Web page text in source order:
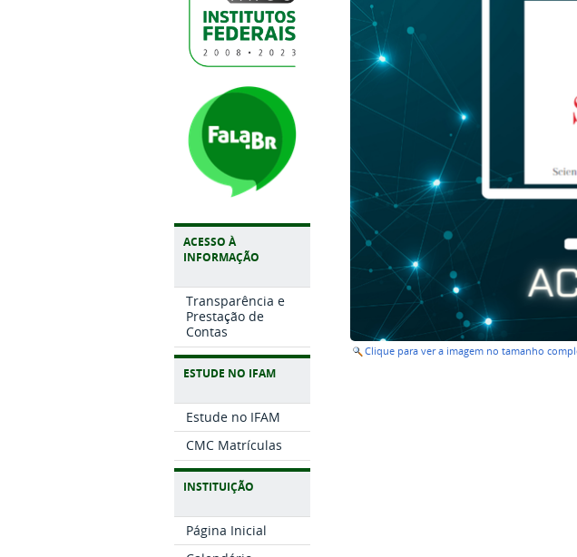
ACESSO À
INFORMAÇÃO
Transparência e
Prestação de
Contas
ESTUDE NO IFAM
Estude no IFAM
CMC Matrículas
INSTITUIÇÃO
Página Inicial
Clique para ver a imagem no tamanho